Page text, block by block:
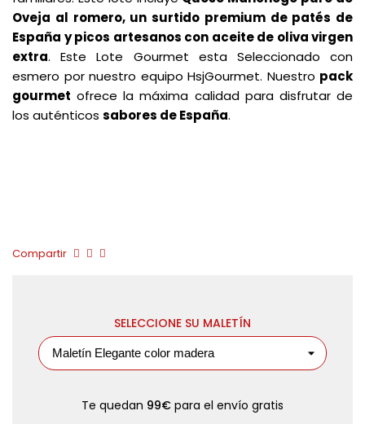
Oveja al romero, un surtido premium de patés de
España y picos artesanos con aceite de oliva virgen
extra. Este Lote Gourmet esta Seleccionado con
esmero por nuestro equipo HsjGourmet. Nuestro pack
gourmet ofrece la máxima calidad para disfrutar de
los auténticos sabores de España.
Compartir
SELECCIONE SU MALETÍN
Te quedan 99€ para el envío gratis